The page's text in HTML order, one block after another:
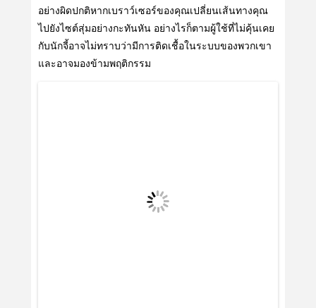
อย่างผิดปกติหากเบราว์เซอร์ของคุณเปลี่ยนเส้นทางคุณ
ไปยังไซต์สุ่มอย่างกะทันหัน อย่างไรก็ตามผู้ใช้ที่ไม่คุ้นเคย
กับนักจี้อาจไม่ทราบว่ามีการติดเชื้อในระบบของพวกเขา
และอาจมองข้ามพฤติกรรม